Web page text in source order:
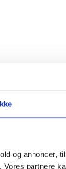
og annoncer,
partnere